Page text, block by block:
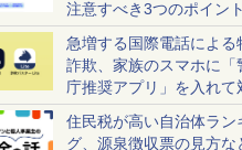
注意すべき3つのポイント
急増する国際電話による
詐欺、家族のスマホに「
庁推奨アプリ」を入れて
しよう！
住民税が高い自治体ラン
グ、源泉徴収票の見方な